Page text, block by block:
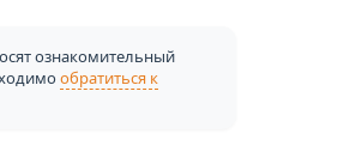
ознакомительный
обратиться к